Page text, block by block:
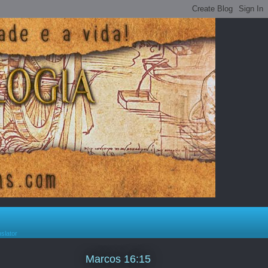
Marcos 16:15